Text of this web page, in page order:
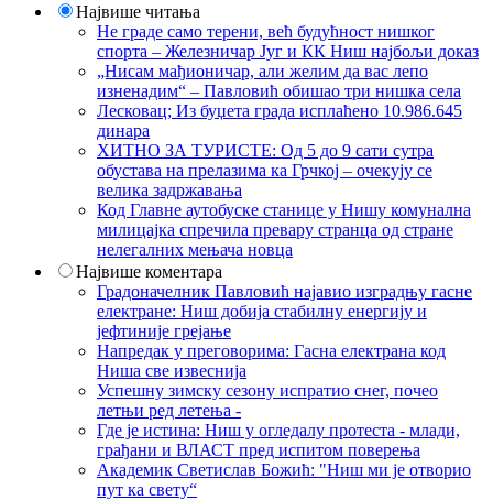
Највише читања
Не граде само терени, већ будућност нишког
спорта – Железничар Југ и КК Ниш најбољи доказ
„Нисам мађионичар, али желим да вас лепо
изненадим“ – Павловић обишао три нишка села
Лесковац; Из буџета града исплаћено 10.986.645
динара
ХИТНО ЗА ТУРИСТЕ: Од 5 до 9 сати сутра
обустава на прелазима ка Грчкој – очекују се
велика задржавања
Код Главне аутобуске станице у Нишу комунална
милицајка спречила превару странца од стране
нелегалних мењача новца
Највише коментара
Градоначелник Павловић најавио изградњу гасне
електране: Ниш добија стабилну енергију и
јефтиније грејање
Напредак у преговорима: Гасна електрана код
Ниша све извеснија
Успешну зимску сезону испратио снег, почео
летњи ред летења -
Где је истина: Ниш у огледалу протеста - млади,
грађани и ВЛАСТ пред испитом поверења
Академик Светислав Божић: "Ниш ми је отворио
пут ка свету“